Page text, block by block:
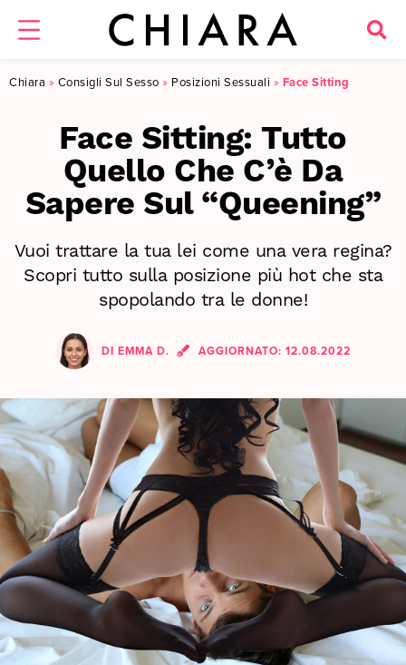
Chiara » Consigli Sul Sesso » Posizioni Sessuali » Face Sitting
Face Sitting: Tutto
Quello Che C’è Da
Sapere Sul “Queening”
Vuoi trattare la tua lei come una vera regina?
Scopri tutto sulla posizione più hot che sta
spopolando tra le donne!
DI EMMA D. AGGIORNATO: 12.08.2022